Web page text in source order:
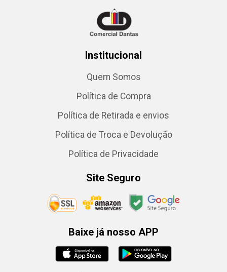
Institucional
Quem Somos
Política de Compra
Política de Retirada e envios
Política de Troca e Devolução
Política de Privacidade
Site Seguro
Baixe já nosso APP